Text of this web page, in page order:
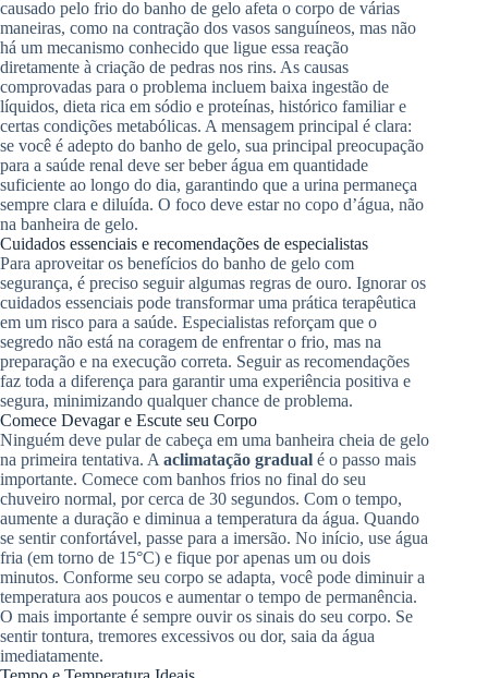
causado pelo frio do banho de gelo afeta o corpo de várias
maneiras, como na contração dos vasos sanguíneos, mas não
há um mecanismo conhecido que ligue essa reação
diretamente à criação de pedras nos rins. As causas
comprovadas para o problema incluem baixa ingestão de
líquidos, dieta rica em sódio e proteínas, histórico familiar e
certas condições metabólicas. A mensagem principal é clara:
se você é adepto do banho de gelo, sua principal preocupação
para a saúde renal deve ser beber água em quantidade
suficiente ao longo do dia, garantindo que a urina permaneça
sempre clara e diluída. O foco deve estar no copo d’água, não
na banheira de gelo.
Cuidados essenciais e recomendações de especialistas
Para aproveitar os benefícios do banho de gelo com
segurança, é preciso seguir algumas regras de ouro. Ignorar os
cuidados essenciais pode transformar uma prática terapêutica
em um risco para a saúde. Especialistas reforçam que o
segredo não está na coragem de enfrentar o frio, mas na
preparação e na execução correta. Seguir as recomendações
faz toda a diferença para garantir uma experiência positiva e
segura, minimizando qualquer chance de problema.
Comece Devagar e Escute seu Corpo
Ninguém deve pular de cabeça em uma banheira cheia de gelo
na primeira tentativa. A aclimatação gradual é o passo mais
importante. Comece com banhos frios no final do seu
chuveiro normal, por cerca de 30 segundos. Com o tempo,
aumente a duração e diminua a temperatura da água. Quando
se sentir confortável, passe para a imersão. No início, use água
fria (em torno de 15°C) e fique por apenas um ou dois
minutos. Conforme seu corpo se adapta, você pode diminuir a
temperatura aos poucos e aumentar o tempo de permanência.
O mais importante é sempre ouvir os sinais do seu corpo. Se
sentir tontura, tremores excessivos ou dor, saia da água
imediatamente.